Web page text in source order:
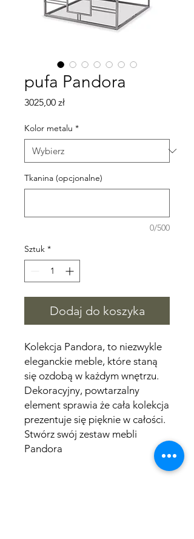
pufa Pandora
3025,00 złCena
Kolor metalu *
Tkanina (opcjonalne)
0/500
Sztuk *
Dodaj do koszyka
Kolekcja Pandora, to niezwykle
eleganckie meble, które staną
się ozdobą w każdym wnętrzu.
Dekoracyjny, powtarzalny
element sprawia że cała kolekcja
prezentuje się pięknie w całości.
Stwórz swój zestaw mebli
Pandora